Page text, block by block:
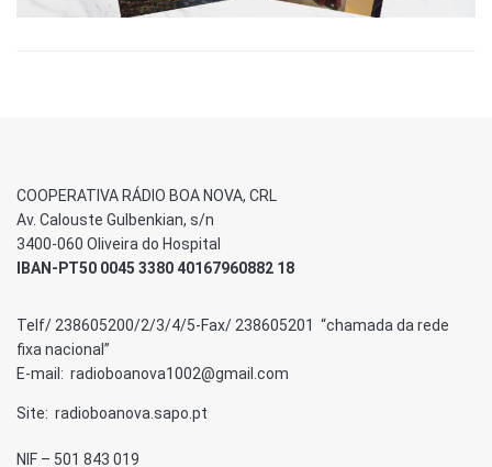
COOPERATIVA RÁDIO BOA NOVA, CRL
Av. Calouste Gulbenkian, s/n
3400-060 Oliveira do Hospital
IBAN-PT50 0045 3380 40167960882 18
Telf/ 238605200/2/3/4/5-Fax/ 238605201 “chamada da rede
fixa nacional”
E-mail: radioboanova1002@gmail.com
Site: radioboanova.sapo.pt
NIF – 501 843 019